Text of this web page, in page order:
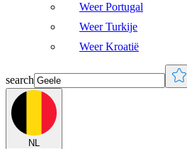
Weer Portugal
Weer Turkije
Weer Kroatië
search
NL